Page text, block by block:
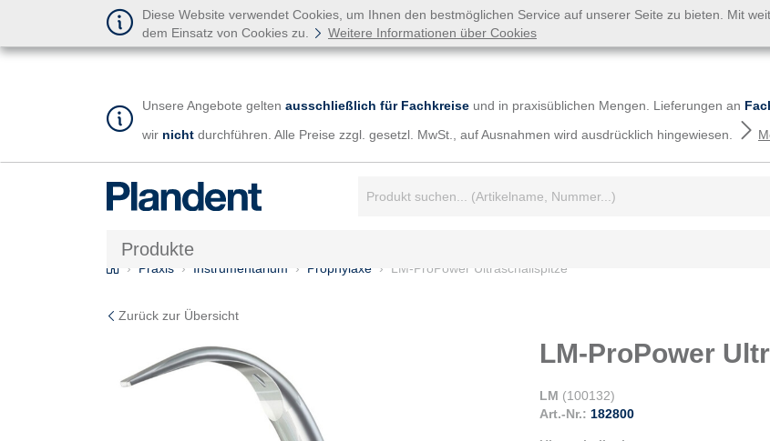
Diese Website verwendet Cookies, um Ihnen den bestmöglichen Service auf unserer Seite zu bieten. Mit
dem Einsatz von Cookies zu.
Weitere Informationen über Cookies
Unsere Angebote gelten ausschließlich für Fachkreise und in praxisüblichen Mengen. Lieferungen an
wir nicht durchführen. Alle Preise zzgl. gesetzl. MwSt., auf Ausnahmen wird ausdrücklich hingewiesen.
Produkte
HomePraxis Instrumentarium Prophylaxe LM-ProPower Ultraschallspitze
Zurück zur Übersicht
LM-ProPower
LM (100132)
Art.-Nr.: 182800